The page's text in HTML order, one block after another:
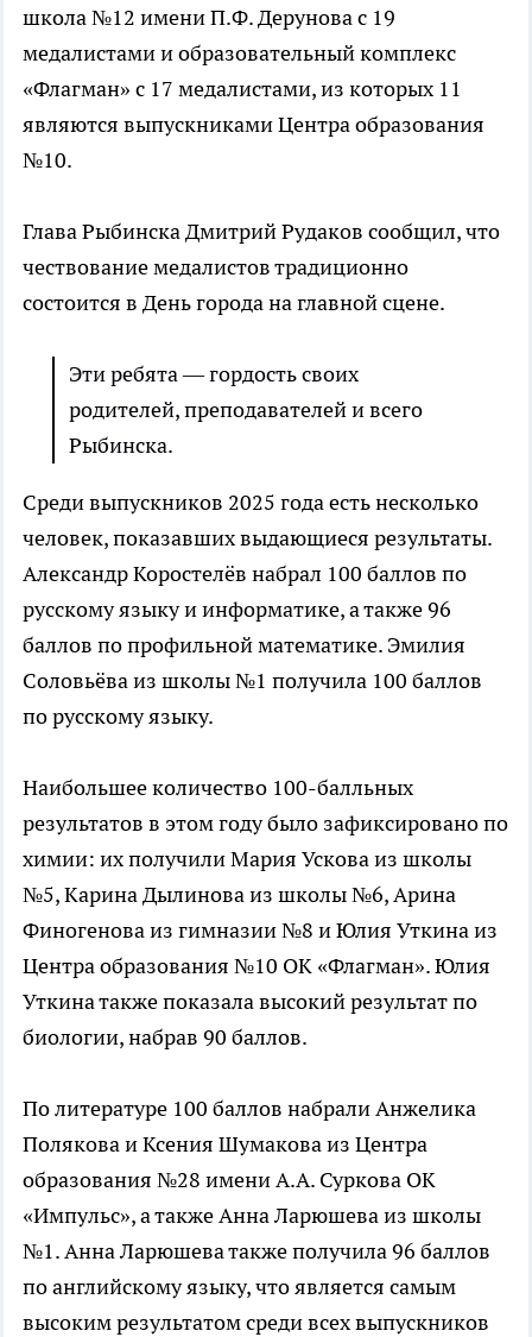
школа №12 имени П.Ф. Дерунова с 19
медалистами и образовательный комплекс
«Флагман» с 17 медалистами, из которых 11
являются выпускниками Центра образования
№10.
Глава Рыбинска Дмитрий Рудаков сообщил, что
чествование медалистов традиционно
состоится в День города на главной сцене.
Эти ребята — гордость своих
родителей, преподавателей и всего
Рыбинска.
Среди выпускников 2025 года есть несколько
человек, показавших выдающиеся результаты.
Александр Коростелёв набрал 100 баллов по
русскому языку и информатике, а также 96
баллов по профильной математике. Эмилия
Соловьёва из школы №1 получила 100 баллов
по русскому языку.
Наибольшее количество 100-балльных
результатов в этом году было зафиксировано по
химии: их получили Мария Ускова из школы
№5, Карина Дылинова из школы №6, Арина
Финогенова из гимназии №8 и Юлия Уткина из
Центра образования №10 ОК «Флагман». Юлия
Уткина также показала высокий результат по
биологии, набрав 90 баллов.
По литературе 100 баллов набрали Анжелика
Полякова и Ксения Шумакова из Центра
образования №28 имени А.А. Суркова ОК
«Импульс», а также Анна Ларюшева из школы
№1. Анна Ларюшева также получила 96 баллов
по английскому языку, что является самым
высоким результатом среди всех выпускников